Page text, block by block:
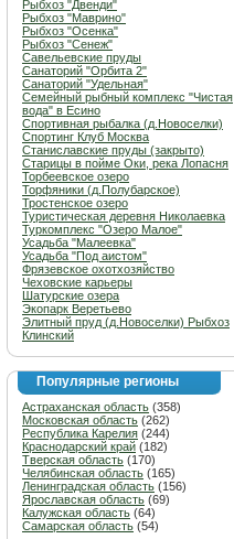
Рыбхоз "Двенди"
Рыбхоз "Маврино"
Рыбхоз "Осенка"
Рыбхоз "Сенеж"
Савельевские пруды
Санаторий "Орбита 2"
Санаторий "Удельная"
Семейный рыбный комплекс "Чистая
вода" в Есино
Спортивная рыбалка (д.Новоселки)
Спортинг Клуб Москва
Станиславские пруды (закрыто)
Старицы в пойме Оки, река Лопасня
Торбеевское озеро
Торфяники (д.Полубарское)
Тростенское озеро
Туристическая деревня Николаевка
Туркомплекс "Озеро Малое"
Усадьба "Малеевка"
Усадьба "Под аистом"
Фрязевское охотхозяйство
Чеховские карьеры
Шатурские озера
Экопарк Веретьево
Элитный пруд (д.Новоселки) Рыбхоз
Клинский
Популярные регионы
Астраханская область (358)
Московская область (262)
Республика Карелия (244)
Краснодарский край (182)
Тверская область (170)
Челябинская область (165)
Ленинградская область (156)
Ярославская область (69)
Калужская область (64)
Самарская область (54)